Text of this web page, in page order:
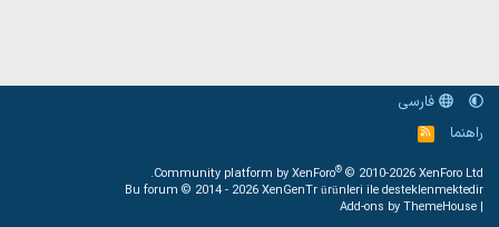
فارسی
راهنما
خ
و
ا
ک
Community platform by XenForo® © 2010-2026 XenForo Ltd.
Bu forum © 2014 - 2026XenGenTr ürünleri ile desteklenmektedir
|
Add-ons by ThemeHouse